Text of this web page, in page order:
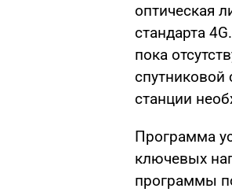
оптическая
стандарта
пока
спутниковой
станции
Программа
ключевых
программы